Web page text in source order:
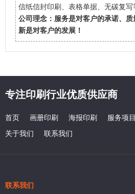
信纸信封印刷、表格单据、无碳复写
公司理念：服务是对客户的承诺、
新是对客户的发展！
专注印刷行业优质供应商
首页 画册印刷 海报印刷 服务项目
关于我们
联系我们
联系我们